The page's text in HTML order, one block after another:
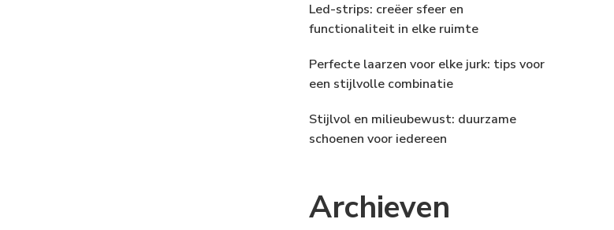
Led-strips: creëer sfeer en
functionaliteit in elke ruimte
Perfecte laarzen voor elke jurk: tips voor
een stijlvolle combinatie
Stijlvol en milieubewust: duurzame
schoenen voor iedereen
Archieven